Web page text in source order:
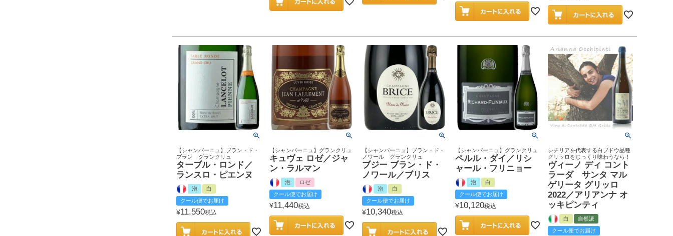
【シャンパーニュ】ブラン・ド・
ブラン グランクリュ
ターブル・ロンド／
ランスロ・ピエンヌ
泡
白
クール便でお届け
¥11,550税込
【シャンパーニュ】グランクリュ
キュヴェ ロゼ／ジャ
ン・ラルマン
泡
ロゼ
クール便でお届け
¥11,440税込
【シャンパーニュ】ブラン・ド・
ノワール グランクリュ
ブジー ブラン・ド・
ノワール／ブリス
泡
白
クール便でお届け
¥10,340税込
【シャンパーニュ】グランクリュ
ペルル・ダイ／リシ
ャール・フリニョー
泡
白
クール便でお届け
¥10,120税込
シチリアを代表する白ブドウ品種
グリッロをじっくり味わうなら！
ヴィーノ ディ コント
ラーダ サンタ マル
ゲリータ グリッロ
2022／アリアンナ オ
ッキピンティ
白
自然派
クール便でお届け